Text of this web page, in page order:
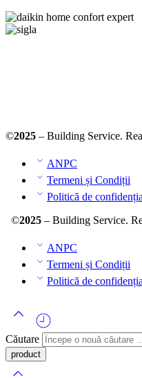
©2025 – Building Service.
ANPC
Termeni și Condiții
Politică de
©2025– Building Service.
ANPC
Termeni și Condiții
Politică de
Căutare